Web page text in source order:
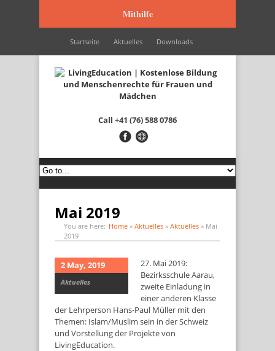
Mithilfe
Startseite Aktuelles Downloads
Wir werden unterstützt durch… Kontakt Italiano
Français English
Call +41 (76) 588 0786
Mai 2019
You are here: Home » Aktuelles » Aktuelles » Mai
2019
2 May, 2019
Aktuelles
27. Mai 2019:
Bezirksschule Aarau,
zweite Einladung in
einer anderen Klasse
der Lehrperson Hans-Paul Müller mit den
Themen: Islam/Muslim sein in der Schweiz
und Vorstellung der Projekte von
LivingEducation.